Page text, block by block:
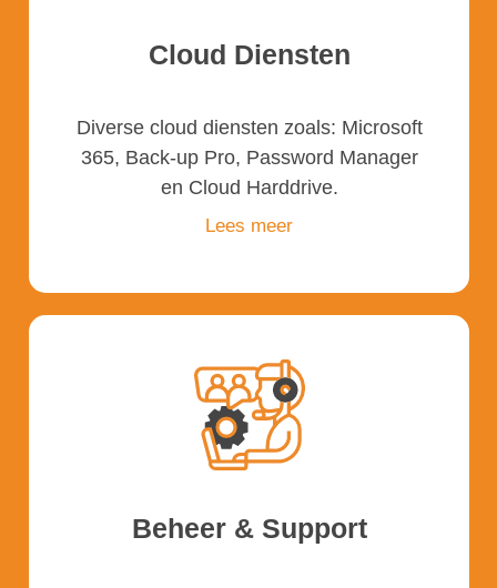
Cloud Diensten
Diverse cloud diensten zoals: Microsoft
365, Back-up Pro, Password Manager
en Cloud Harddrive.
Lees meer
Beheer & Support